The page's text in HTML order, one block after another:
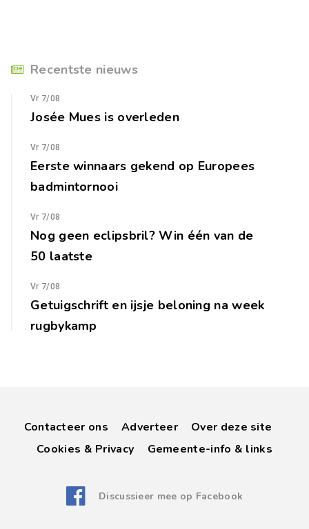
Recentste nieuws
Vr 7/08
Josée Mues is overleden
Vr 7/08
Eerste winnaars gekend op Europees
badmintornooi
Vr 7/08
Nog geen eclipsbril? Win één van de
50 laatste
Vr 7/08
Getuigschrift en ijsje beloning na week
rugbykamp
Contacteer ons Adverteer
Over deze site
Cookies & Privacy
Gemeente-info & links
Discussieer mee op Facebook